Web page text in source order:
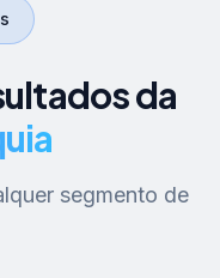
da
segmento de